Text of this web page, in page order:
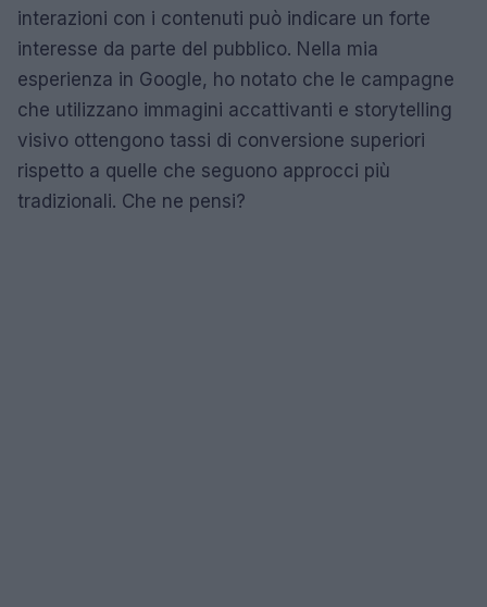
interazioni con i contenuti può indicare un forte
interesse da parte del pubblico. Nella mia
esperienza in Google, ho notato che le campagne
che utilizzano immagini accattivanti e storytelling
visivo ottengono tassi di conversione superiori
rispetto a quelle che seguono approcci più
tradizionali. Che ne pensi?